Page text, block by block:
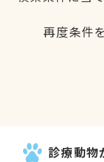
再度条件
診療動物